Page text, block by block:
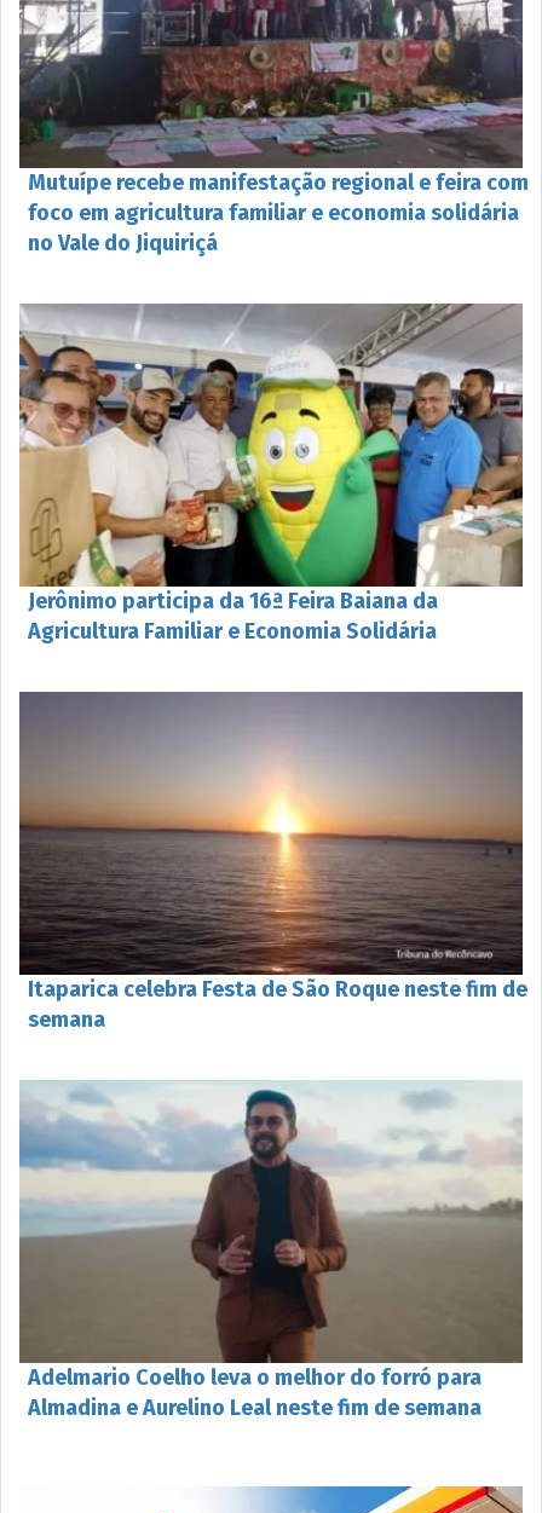
Mutuípe recebe manifestação regional e feira com
foco em agricultura familiar e economia solidária
no Vale do Jiquiriçá
Jerônimo participa da 16ª Feira Baiana da
Agricultura Familiar e Economia Solidária
Itaparica celebra Festa de São Roque neste fim de
semana
Adelmario Coelho leva o melhor do forró para
Almadina e Aurelino Leal neste fim de semana